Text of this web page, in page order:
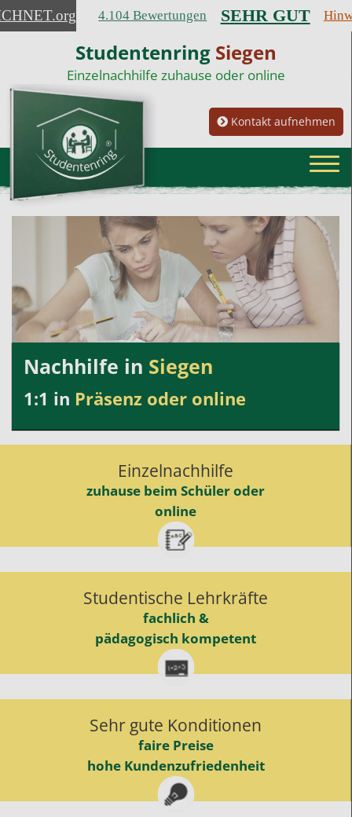
.org 4.104 Bewertungen SEHR GUT
Studentenring Siegen
Einzelnachhilfe zuhause oder online
Kontakt aufnehmen
Nachhilfe in Siegen
1:1 in Präsenz oder online
Einzelnachhilfe
zuhause beim Schüler oder
online
Studentische Lehrkräfte
fachlich &
pädagogisch kompetent
Sehr gute Konditionen
faire Preise
hohe Kundenzufriedenheit